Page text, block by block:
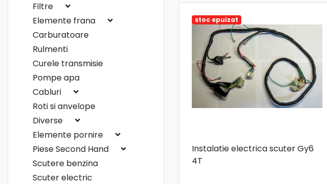
Filtre
Elemente frana
Carburatoare
Rulmenti
Curele transmisie
Pompe apa
Cabluri
Roti si anvelope
Diverse
Elemente pornire
Piese Second Hand
Scutere benzina
Scuter electric
stoc epuizat
Instalatie electrica scuter Gy6
4T